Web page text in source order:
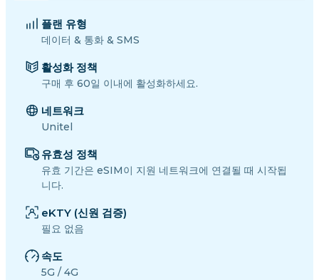
플랜 유형
데이터 & 통화 & SMS
활성화 정책
구매 후 60일 이내에 활성화하세요.
네트워크
Unitel
유효성 정책
유효 기간은 eSIM이 지원 네트워크에 연결될 때 시작됩
니다.
eKTY (신원 검증)
필요 없음
속도
5G / 4G